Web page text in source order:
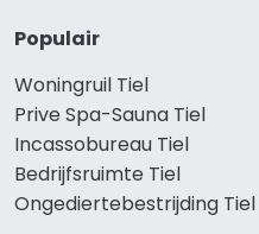
Populair
Woningruil Tiel
Prive Spa-Sauna Tiel
Incassobureau Tiel
Bedrijfsruimte Tiel
Ongediertebestrijding Tiel